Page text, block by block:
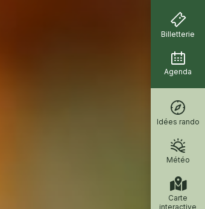
Billetterie
Agenda
Idées rando
Météo
Carte
interactive